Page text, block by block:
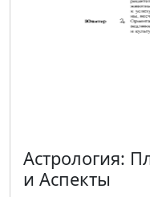
Астрология:
и Аспекты